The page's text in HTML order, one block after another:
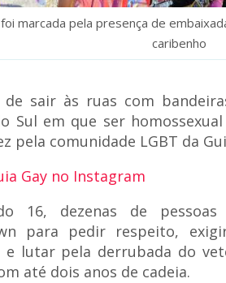
marcada pela presença de
caribenho
de sair às ruas com
Sul em que ser
pela comunidade LGBT da
Gay no Instagram
16, dezenas de
para pedir respeito,
e lutar pela derrubada do
até dois anos de cadeia.